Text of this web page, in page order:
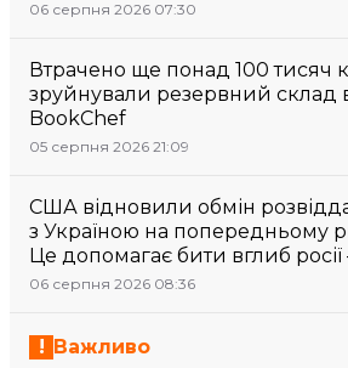
06 серпня 2026 07:30
Втрачено ще понад 100 тисяч
зруйнували резервний склад
BookChef
05 серпня 2026 21:09
США відновили обмін
з Україною на попередньому
Це допомагає бити вглиб
06 серпня 2026 08:36
Важливо